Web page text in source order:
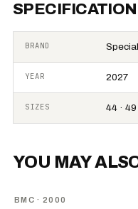
BRAND
YEAR 2027
SIZES 44 · 49
YOU MAY
BMC · 2000